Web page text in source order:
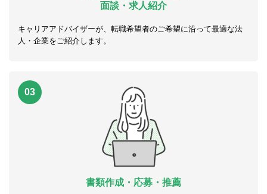
面談・求人紹介
キャリアアドバイザーが、転職希望者のご希望に沿って最適な法
人・企業をご紹介します。
03
書類作成・応募・推薦